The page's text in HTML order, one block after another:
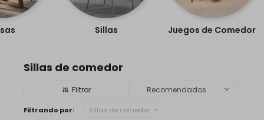
Sillas Juegos de Comedor
Sillas de comedor
Recomendados
Filtrando por: Sillas de comedor